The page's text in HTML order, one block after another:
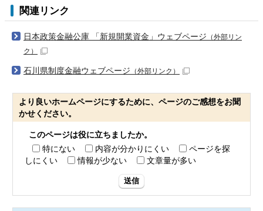
関連リンク
日本政策金融公庫 「新規開業資金」ウェブページ （外部リン
ク）
石川県制度金融ウェブページ （外部リンク）
より良いホームページにするために、ページのご感想をお聞
かせください。
このページは役に立ちましたか。
特にない
内容が分かりにくい
ページを探
しにくい
情報が少ない 文章量が多い
送信